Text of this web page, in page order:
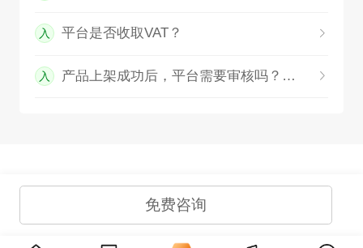
入 平台是否收取VAT？
入 产品上架成功后，平台需要审核吗？时长是多久？
免费咨询